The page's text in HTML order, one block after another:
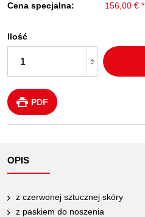
Cena specjalna:
156,00 € *
Ilość
PDF
OPIS
z czerwonej sztucznej skóry
z paskiem do noszenia